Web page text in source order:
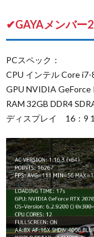
✔GAYAメンバー2
PCスペック：
CPU インテル Core
GPU NVIDIA GeForce
RAM 32GB DDR4
ディスプレイ 16：9